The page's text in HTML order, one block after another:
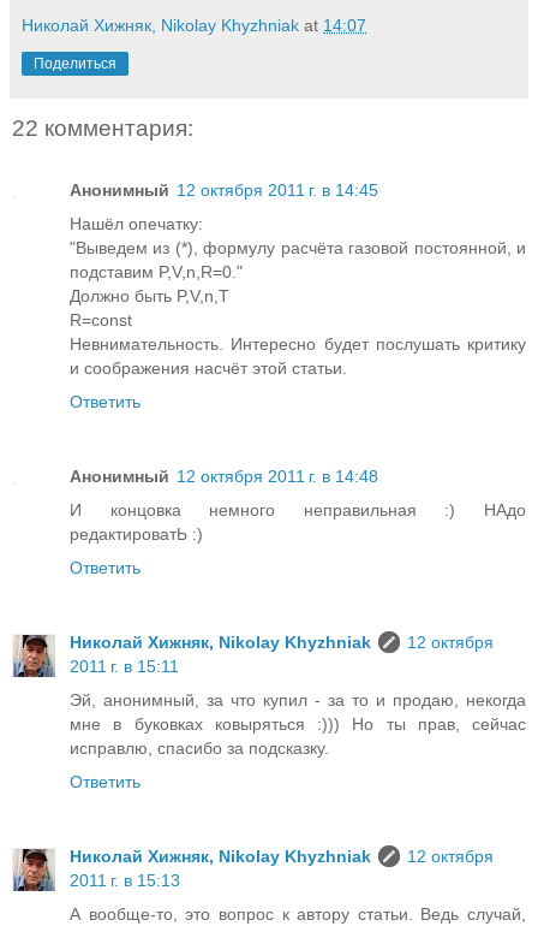
Николай Хижняк, Nikolay Khyzhniak at 14:07
Поделиться
22 комментария:
Анонимный 12 октября 2011 г. в 14:45
Нашёл опечатку:
"Выведем из (*), формулу расчёта газовой постоянной, и
подставим P,V,n,R=0."
Должно быть P,V,n,T
R=const
Невнимательность. Интересно будет послушать критику
и соображения насчёт этой статьи.
Ответить
Анонимный 12 октября 2011 г. в 14:48
И концовка немного неправильная :) НАдо
редактироватЬ :)
Ответить
Николай Хижняк, Nikolay Khyzhniak
12 октября
2011 г. в 15:11
Эй, анонимный, за что купил - за то и продаю, некогда
мне в буковках ковыряться :))) Но ты прав, сейчас
исправлю, спасибо за подсказку.
Ответить
Николай Хижняк, Nikolay Khyzhniak
12 октября
2011 г. в 15:13
А вообще-то, это вопрос к автору статьи. Ведь случай,